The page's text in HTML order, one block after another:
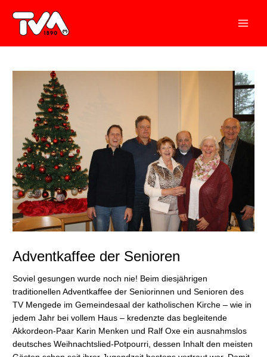
Inhalt
springen
Adventkaffee der Senioren
Soviel gesungen wurde noch nie! Beim diesjährigen
traditionellen Adventkaffee der Seniorinnen und Senioren des
TV Mengede im Gemeindesaal der katholischen Kirche – wie in
jedem Jahr bei vollem Haus – kredenzte das begleitende
Akkordeon-Paar Karin Menken und Ralf Oxe ein ausnahmslos
deutsches Weihnachtslied-Potpourri, dessen Inhalt den meisten